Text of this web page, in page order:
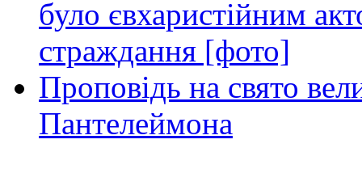
було євхаристійним
страждання [фото]
Проповідь на свято
Пантелеймона